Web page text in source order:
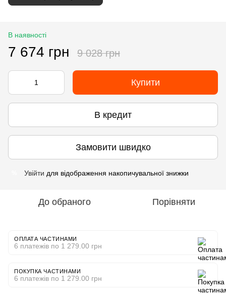
В наявності
7 674 грн 9 028 грн
Купити
В кредит
Замовити швидко
Увійти для відображення накопичувальної знижки
До обраного Порівняти
ОПЛАТА ЧАСТИНАМИ
6 платежів по 1 279.00 грн
ПОКУПКА ЧАСТИНАМИ
6 платежів по 1 279.00 грн